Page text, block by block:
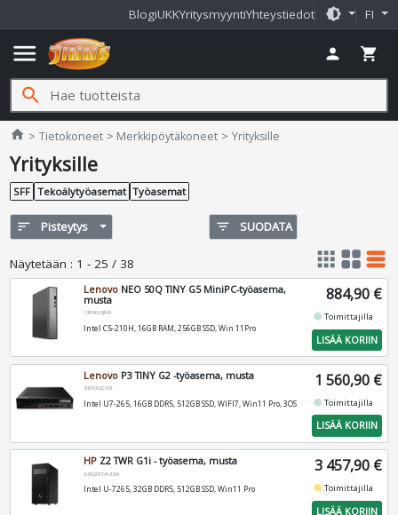
BlogiUKKYritysmyyntiYhteystiedot brightness_medium FI
menu person shopping_cart
search
home Jimms.fi
Tietokoneet Merkkipöytäkoneet Yrityksille
Yrityksille
SFF Tekoälytyöasemat Työasemat
sort Pisteytys filter_list SUODATA
Näytetään : 1 - 25 / 38 apps grid_view table_rows
Lenovo NEO 50Q TINY G5 MiniPC-työasema,
musta
13B9003JMX
Intel C5-210H, 16GB RAM, 256GB SSD, Win 11Pro
884,90 €
fiber_manual_recordToimittajilla
LISÄÄ KORIIN
Lenovo P3 TINY G2 -työasema, musta
30K5002CMT
Intel U7-265, 16GB DDR5, 512GB SSD, WIFI7, Win11 Pro, 3OS
1 560,90 €
fiber_manual_recordToimittajilla
LISÄÄ KORIIN
HP Z2 TWR G1i - työasema, musta
A40QFET#UUW
Intel U-7265, 32GB DDR5, 512GB SSD, Win11 Pro
3 457,90 €
fiber_manual_recordToimittajilla
LISÄÄ KORIIN